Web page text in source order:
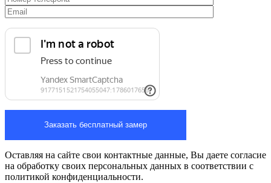
Оставляя на сайте свои контактные данные, Вы даете согласие
на обработку своих персональных данных в соответствии с
политикой конфиденциальности.